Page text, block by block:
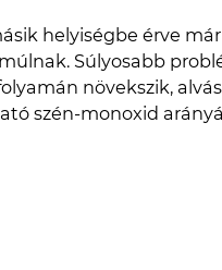
helyiségbe érve
Súlyosabb
növekszik,
szén-monoxid